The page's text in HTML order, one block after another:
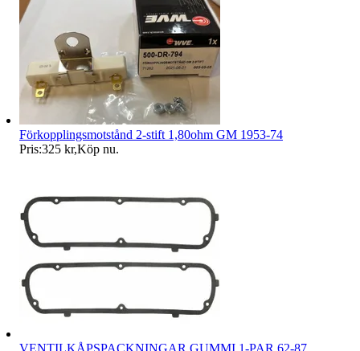
Förkopplingsmotstånd 2-stift 1,80ohm GM 1953-74
Pris:325 kr,Köp nu.
VENTILKÅPSPACKNINGAR GUMMI 1-PAR 62-87